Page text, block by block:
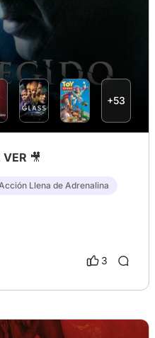
+53
🎥
Llena de Adrenalina
3